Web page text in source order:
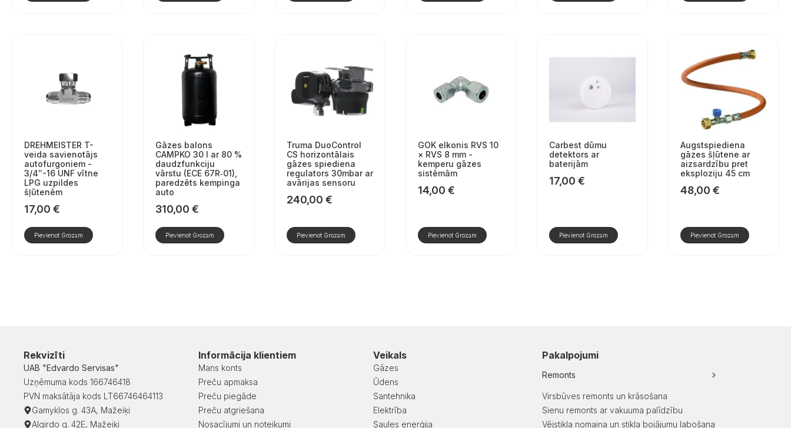
DREHMEISTER T-
veida savienotājs
autofurgoniem -
3/4″-16 UNF vītne
LPG uzpildes
šļūtenēm
17,00 €
Pievienot Grozam
Gāzes balons
CAMPKO 30 l ar 80 %
daudzfunkciju
vārstu (ECE 67R‑01),
paredzēts kempinga
auto
310,00 €
Pievienot Grozam
Truma DuoControl
CS horizontālais
gāzes spiediena
regulators 30mbar ar
avārijas sensoru
240,00 €
Pievienot Grozam
GOK elkonis RVS 10
× RVS 8 mm -
kemperu gāzes
sistēmām
14,00 €
Pievienot Grozam
Carbest dūmu
detektors ar
baterijām
17,00 €
Pievienot Grozam
Augstspiediena
gāzes šļūtene ar
aizsardzību pret
eksploziju 45 cm
48,00 €
Pievienot Grozam
Rekvizīti
UAB "Edvardo Servisas"
Uzņēmuma kods 166746418
PVN maksātāja kods LT66746464113
Gamyklos g. 43A, Mažeiķi
Algirdo g. 42E, Mažeiķi
Informācija klientiem
Mans konts
Preču apmaksa
Preču piegāde
Preču atgriešana
Nosacījumi un noteikumi
Veikals
Gāzes
Ūdens
Santehnika
Elektrība
Saules enerģija
Pakalpojumi
Remonts
Virsbūves remonts un krāsošana
Sienu remonts ar vakuuma palīdzību
Vējstikla nomaiņa un stikla bojājumu labošana